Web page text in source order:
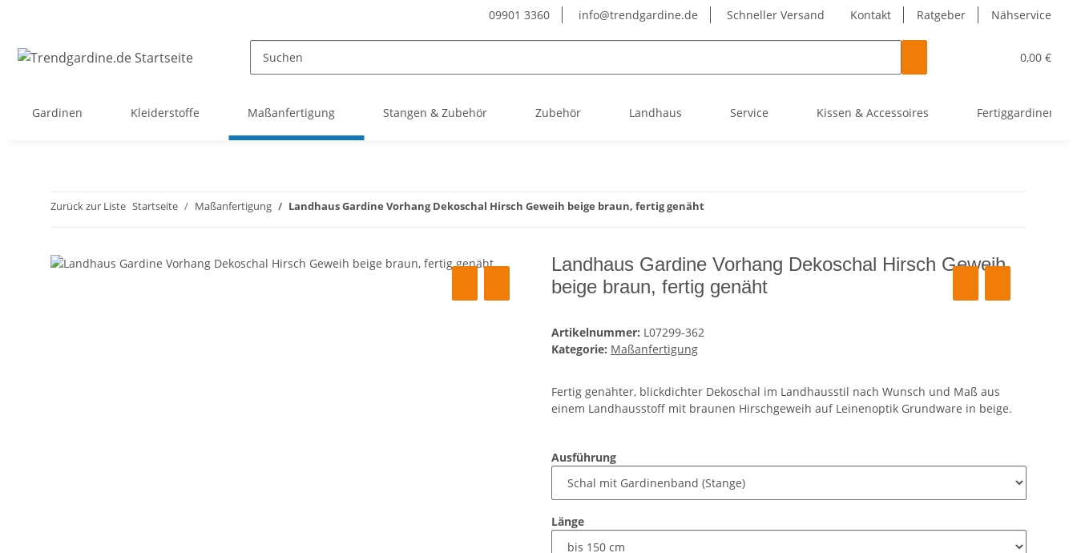
Kontakt Ratgeber Nähservice
09901 3360 info@trendgardine.de Schneller Versand
0,00 €
Gardinen Kleiderstoffe Maßanfertigung Stangen & Zubehör Zubehör Landhaus Service Kissen & Accessoires Fertiggardinen
Zurück zur Liste Startseite Maßanfertigung Landhaus Gardine Vorhang Dekoschal Hirsch Geweih beige braun, fertig genäht
Landhaus Gardine Vorhang Dekoschal Hirsch Geweih
beige braun, fertig genäht
Artikelnummer: L07299-362
Kategorie: Maßanfertigung
Fertig genähter, blickdichter Dekoschal im Landhausstil nach Wunsch und Maß aus
einem Landhausstoff mit braunen Hirschgeweih auf Leinenoptik Grundware in beige.
Ausführung
Länge